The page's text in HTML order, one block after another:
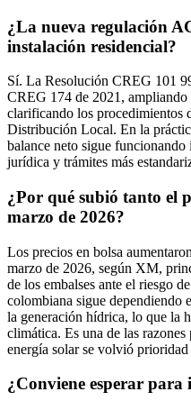
¿La nueva regulación
instalación residencial?
Sí. La Resolución CREG 101
CREG 174 de 2021,
clarificando los procedimientos
Distribución Local. En la
balance neto sigue
jurídica y trámites más
¿Por qué subió tanto el
marzo de 2026?
Los precios en bolsa
marzo de 2026, según XM,
de los embalses ante el riesgo
colombiana sigue dependiendo
la generación hídrica, lo que la
climática. Es una de las
energía solar se volvió
¿Conviene esperar para